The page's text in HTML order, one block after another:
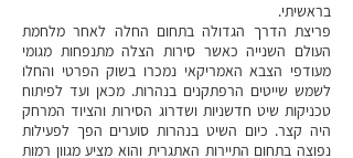
בראשיתי.
פריצת הדרך הגדולה בתחום החלה לאחר מלחמת
העולם השנייה כאשר סירות הצלה מתנפחות מגומי
מעודפי הצבא האמריקאי נמכרו בשוק הפרטי והחלו
לשמש שייטים הרפתקנים בנהרות. מכאן ועד לפיתוח
טכניקות שיט חדשניות ושדרוג הסירות והציוד המרחק
היה קצר. כיום השיט בנהרות סוערים הפך לפעילות
נפוצה בתחום התיירות האתגרית והוא מציע מגוון רמות